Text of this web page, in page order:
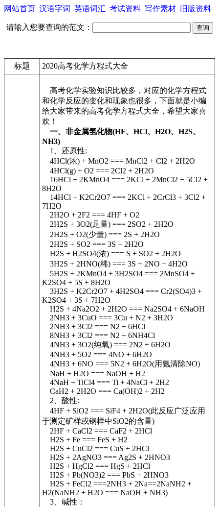
网站首页 汉语字词 英语词汇 考试资料 写作素材 旧版资料
请输入您要查询的范文：
标题 2020高考化学方程式大全
高考化学实验知识比较多，对应的化学方程式
和化学反应的变化和现象也很多，下面就是小编
给大家带来的高考化学方程式大全，希望大家喜
欢！
一、非金属氢化物(HF、HCl、H2O、H2S、
NH3)
1、还原性:
4HCl(浓) + MnO2 === MnCl2 + Cl2 + 2H2O
4HCl(g) + O2 === 2Cl2 + 2H2O
16HCl + 2KMnO4 === 2KCl + 2MnCl2 + 5Cl2 +
8H2O
14HCl + K2Cr2O7 === 2KCl + 2CrCl3 + 3Cl2 +
7H2O
2H2O + 2F2 === 4HF + O2
2H2S + 3O2(足量) === 2SO2 + 2H2O
2H2S + O2(少量) === 2S + 2H2O
2H2S + SO2 === 3S + 2H2O
H2S + H2SO4(浓) === S + SO2 + 2H2O
3H2S + 2HNO(稀) === 3S + 2NO + 4H2O
5H2S + 2KMnO4 + 3H2SO4 === 2MnSO4 +
K2SO4 + 5S + 8H2O
3H2S + K2Cr2O7 + 4H2SO4 === Cr2(SO4)3 +
K2SO4 + 3S + 7H2O
H2S + 4Na2O2 + 2H2O === Na2SO4 + 6NaOH
2NH3 + 3CuO === 3Cu + N2 + 3H2O
2NH3 + 3Cl2 === N2 + 6HCl
8NH3 + 3Cl2 === N2 + 6NH4Cl
4NH3 + 3O2(纯氧) === 2N2 + 6H2O
4NH3 + 5O2 === 4NO + 6H2O
4NH3 + 6NO === 5N2 + 6H2O(用氨清除NO)
NaH + H2O === NaOH + H2
4NaH + TiCl4 === Ti + 4NaCl + 2H2
CaH2 + 2H2O === Ca(OH)2 + 2H2
2、酸性:
4HF + SiO2 === SiF4 + 2H2O(此反应广泛应用
于测定矿样或钢样中SiO2的含量)
2HF + CaCl2 === CaF2 + 2HCl
H2S + Fe === FeS + H2
H2S + CuCl2 === CuS + 2HCl
H2S + 2AgNO3 === Ag2S + 2HNO3
H2S + HgCl2 === HgS + 2HCl
H2S + Pb(NO3)2 === PbS + 2HNO3
H2S + FeCl2 ===2NH3 + 2Na==2NaNH2 +
H2(NaNH2 + H2O === NaOH + NH3)
3、碱性：